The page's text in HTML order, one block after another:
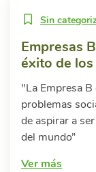
Sin
Empresas
éxito de
"La Empresa
problemas
de aspirar a
del mundo”
Ver más